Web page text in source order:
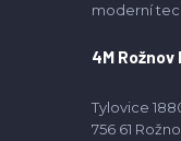
moderní
4M Rožnov
Tylovice
756 61